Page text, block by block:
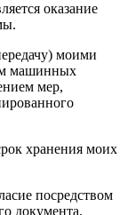
оказание
моими
машинных
мер,
хранения моих
посредством
документа,